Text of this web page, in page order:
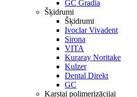
GC Gradia
Šķidrumi
Šķidrumi
Ivoclar Vivadent
Sirona
VITA
Kuraray Noritake
Kulzer
Dental Direkt
GC
Karstai polimerizācijai